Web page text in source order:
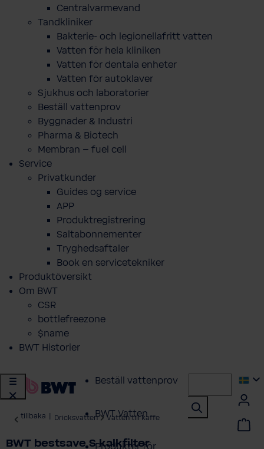
Centralvarmevand
Tandkliniker
Bakterie- och legionellafritt vatten
Vatten för hela kliniken
Vatten för dentala enheter
Vatten för autoklaver
Sjukhus och laboratorier
Beställ vattenprov
Byggnader & Industri
Pharma & Biotech
Membran – fuel cell
Service
Privatkunder
Guides og service
APP
Produktregistrering
Saltabonnementer
Tryghedsaftaler
Book en servicetekniker
Produktöversikt
Om BWT
CSR
bottlefreezone
$name
BWT Historier
Beställ vattenprov
BWT Vatten
Produkter för
tillbaka Dricksvatten Vatten till kaffe
BWT bestsave S kalkfilter